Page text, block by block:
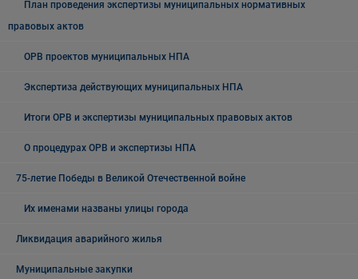
План проведения экспертизы муниципальных нормативных
правовых актов
ОРВ проектов муниципальных НПА
Экспертиза действующих муниципальных НПА
Итоги ОРВ и экспертизы муниципальных правовых актов
О процедурах ОРВ и экспертизы НПА
75-летие Победы в Великой Отечественной войне
Их именами названы улицы города
Ликвидация аварийного жилья
Муниципальные закупки